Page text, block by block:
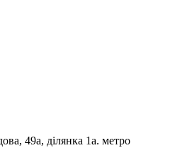
49а, ділянка 1а. метро